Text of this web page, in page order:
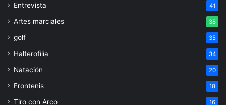
Entrevista 41
Artes marciales 38
golf 35
Halterofilia 34
Natación 20
Frontenis 18
Tiro con Arco 16